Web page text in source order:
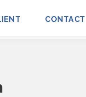
CONTACT